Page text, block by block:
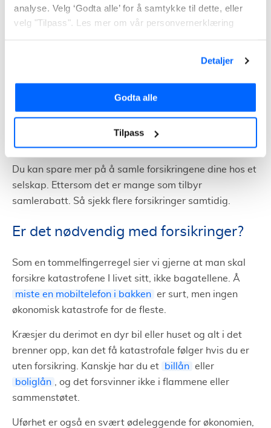
analyse. Velg ‘Godta alle’ for å samtykke til dette, eller
velg "Tilpass". Les mer om vår personvernerklæring
Detaljer
Godta alle
Tilpass
og reise.
gjelder det å ha oversikt over markedet. Det kan du
Med vårt skjema kan du gjøre denne jobben enkel, om
du ønsker. Da vil du raskt se hvem som er beste og
billigste forsikringsselskap.
Du kan spare mer på å samle forsikringene dine hos et
selskap. Ettersom det er mange som tilbyr
samlerabatt. Så sjekk flere forsikringer samtidig.
Er det nødvendig med forsikringer?
Som en tommelfingerregel sier vi gjerne at man skal
forsikre katastrofene I livet sitt, ikke bagatellene. Å
miste en mobiltelefon i bakken er surt, men ingen
økonomisk katastrofe for de fleste.
Kræsjer du derimot en dyr bil eller huset og alt i det
brenner opp, kan det få katastrofale følger hvis du er
uten forsikring. Kanskje har du et
billån eller
boliglån
, og det forsvinner ikke i flammene eller
sammenstøtet.
Uførhet er også en svært ødeleggende for økonomien,